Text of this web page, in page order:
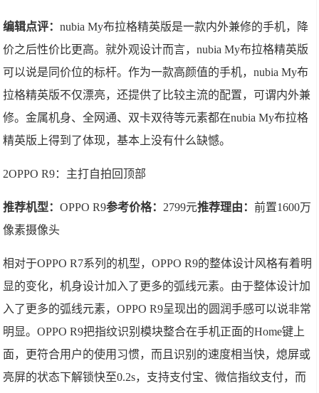
编辑点评：nubia My布拉格精英版是一款内外兼修的手机，降
价之后性价比更高。就外观设计而言，nubia My布拉格精英版
可以说是同价位的标杆。作为一款高颜值的手机，nubia My布
拉格精英版不仅漂亮，还提供了比较主流的配置，可谓内外兼
修。金属机身、全网通、双卡双待等元素都在nubia My布拉格
精英版上得到了体现，基本上没有什么缺憾。
2OPPO R9：主打自拍回顶部
推荐机型：OPPO R9参考价格： 2799元推荐理由：前置1600万
像素摄像头
相对于OPPO R7系列的机型，OPPO R9的整体设计风格有着明
显的变化，机身设计加入了更多的弧线元素。由于整体设计加
入了更多的弧线元素，OPPO R9呈现出的圆润手感可以说非常
明显。OPPO R9把指纹识别模块整合在手机正面的Home键上
面，更符合用户的使用习惯，而且识别的速度相当快，熄屏或
亮屏的状态下解锁快至0.2s，支持支付宝、微信指纹支付，而